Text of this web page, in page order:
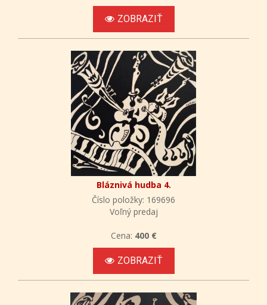
ZOBRAZIŤ
Bláznivá hudba 4.
Číslo položky: 169696
Voľný predaj
Cena: 400 €
ZOBRAZIŤ